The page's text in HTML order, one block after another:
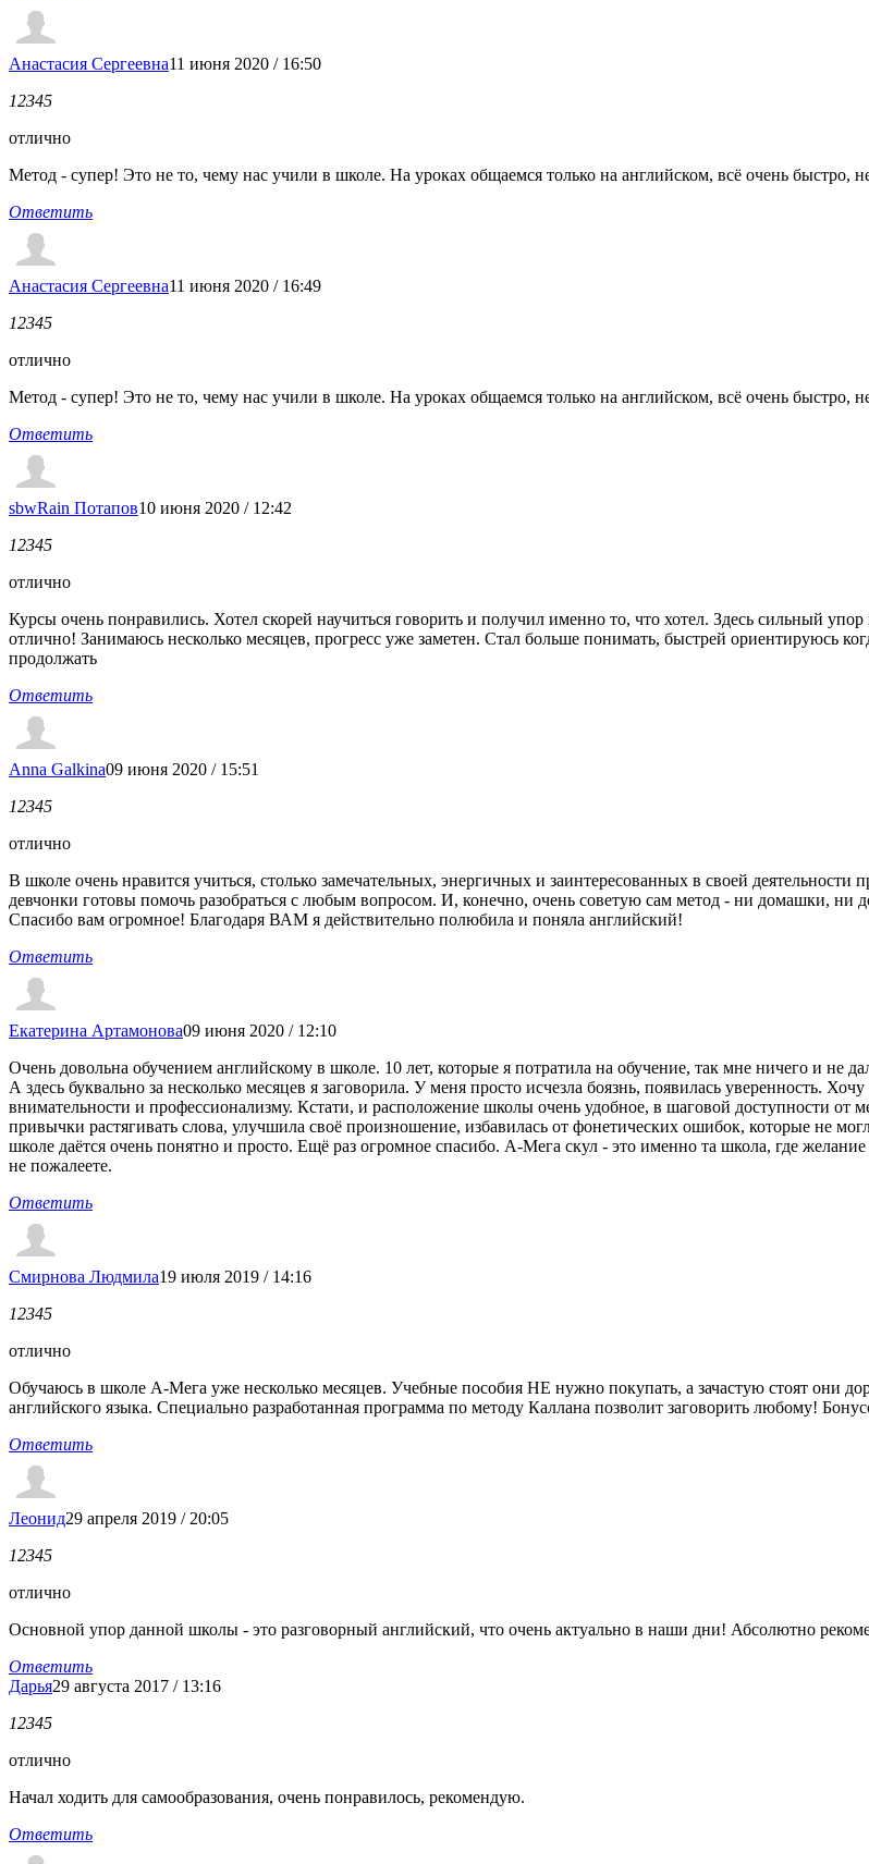
Анастасия Сергеевна11 июня 2020 / 16:50
12345
отлично
Метод - супер! Это не то, чему нас учили в школе. На уроках общаемся только на английском, всё очень быстро,
Ответить
Анастасия Сергеевна11 июня 2020 / 16:49
12345
отлично
Метод - супер! Это не то, чему нас учили в школе. На уроках общаемся только на английском, всё очень быстро,
Ответить
sbwRain Потапов10 июня 2020 / 12:42
12345
отлично
Курсы очень понравились. Хотел скорей научиться говорить и получил именно то, что хотел. Здесь сильный
отлично! Занимаюсь несколько месяцев, прогресс уже заметен. Стал больше понимать, быстрей ориентируюсь
продолжать
Ответить
Anna Galkina09 июня 2020 / 15:51
12345
отлично
В школе очень нравится учиться, столько замечательных, энергичных и заинтересованных в своей
девчонки готовы помочь разобраться с любым вопросом. И, конечно, очень советую сам метод - ни домашки, ни
Спасибо вам огромное! Благодаря ВАМ я действительно полюбила и поняла английский!
Ответить
Екатерина Артамонова09 июня 2020 / 12:10
Очень довольна обучением английскому в школе. 10 лет, которые я потратила на обучение, так мне ничего и не
А здесь буквально за несколько месяцев я заговорила. У меня просто исчезла боязнь, появилась уверенность.
внимательности и профессионализму. Кстати, и расположение школы очень удобное, в шаговой доступности
привычки растягивать слова, улучшила своё произношение, избавилась от фонетических ошибок, которые не
школе даётся очень понятно и просто. Ещё раз огромное спасибо. А-Мега скул - это именно та школа, где
не пожалеете.
Ответить
Смирнова Людмила19 июля 2019 / 14:16
12345
отлично
Обучаюсь в школе А-Мега уже несколько месяцев. Учебные пособия НЕ нужно покупать, а зачастую стоят они
английского языка. Специально разработанная программа по методу Каллана позволит заговорить любому!
Ответить
Леонид29 апреля 2019 / 20:05
12345
отлично
Основной упор данной школы - это разговорный английский, что очень актуально в наши дни! Абсолютно
Ответить
Дарья29 августа 2017 / 13:16
12345
отлично
Начал ходить для самообразования, очень понравилось, рекомендую.
Ответить